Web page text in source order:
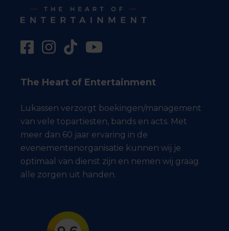
The Heart of Entertainment
Lukassen verzorgt boekingen/management
van vele topartiesten, bands en acts. Met
meer dan 60 jaar ervaring in de
evenementenorganisatie kunnen wij je
optimaal van dienst zijn en nemen wij graag
alle zorgen uit handen.